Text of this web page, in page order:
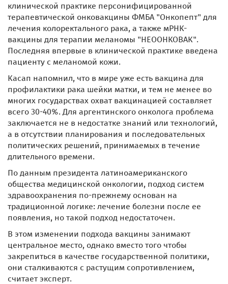
клинической практике персонифицированной
терапевтической онковакцины ФМБА "Онкопепт" для
лечения колоректального рака, а также мРНК-
вакцины для терапии меланомы "НЕООНКОВАК".
Последняя впервые в клинической практике введена
пациенту с меланомой кожи.
Касап напомнил, что в мире уже есть вакцина для
профилактики рака шейки матки, и тем не менее во
многих государствах охват вакцинацией составляет
всего 30-40%. Для аргентинского онколога проблема
заключается не в недостатке знаний или технологий,
а в отсутствии планирования и последовательных
политических решений, принимаемых в течение
длительного времени.
По данным президента латиноамериканского
общества медицинской онкологии, подход систем
здравоохранения по-прежнему основан на
традиционной логике: лечение болезни после ее
появления, но такой подход недостаточен.
В этом изменении подхода вакцины занимают
центральное место, однако вместо того чтобы
закрепиться в качестве государственной политики,
они сталкиваются с растущим сопротивлением,
считает эксперт.